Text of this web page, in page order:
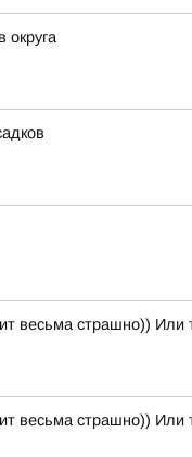
весьма страшно)) Или
весьма страшно)) Или